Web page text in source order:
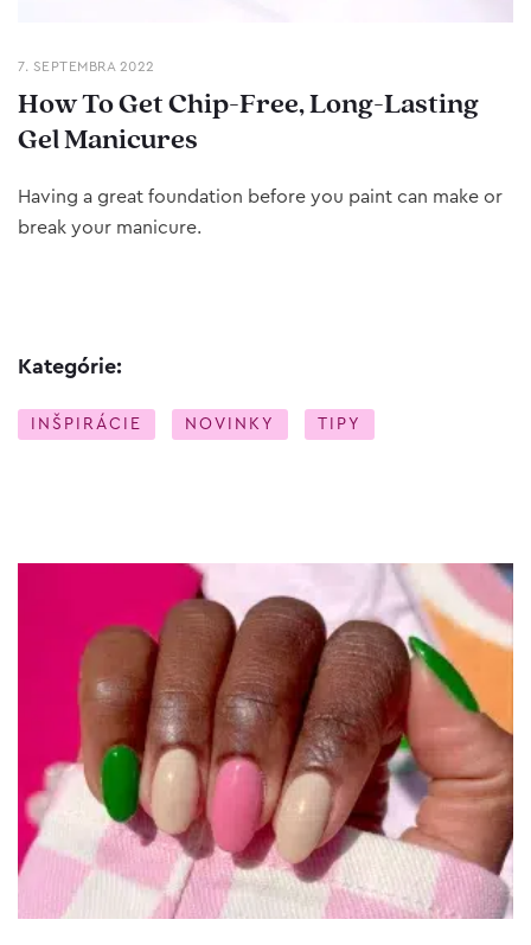
7. SEPTEMBRA 2022
How To Get Chip-Free, Long-Lasting
Gel Manicures
Having a great foundation before you paint can make or
break your manicure.
Kategórie:
INŠPIRÁCIE NOVINKY TIPY